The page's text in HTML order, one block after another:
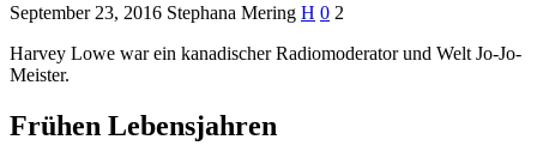
September 23, 2016 Stephana Mering H 0 2
Harvey Lowe war ein kanadischer Radiomoderator und Welt Jo-Jo-
Meister.
Frühen Lebensjahren